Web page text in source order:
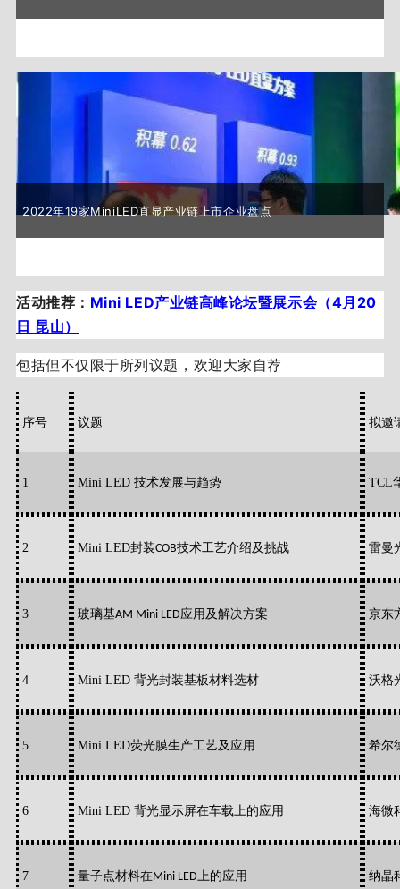
2022年19家MiniLED直显产业链上市企业盘点
活动推荐： Mini LED产业链高峰论坛暨展示会（4月20
日 昆山）
包括但不仅限于所列议题，欢迎大家自荐
序号 议题 拟邀
1 Mini LED 技术发展与趋势 TCL
2 Mini LED封装COB技术工艺介绍及挑战 雷曼
3 玻璃基AM Mini LED应用及解决方案 京东
4 Mini LED 背光封装基板材料选材 沃格
5 Mini LED荧光膜生产工艺及应用 希尔
6 Mini LED 背光显示屏在车载上的应用 海微
7 量子点材料在Mini LED 上的应用 纳晶